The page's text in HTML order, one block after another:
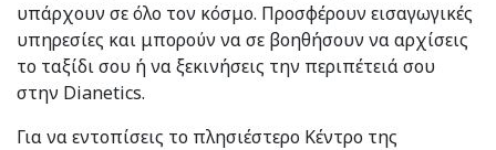
υπάρχουν σε όλο τον κόσμο. Προσφέρουν εισαγωγικές
υπηρεσίες και μπορούν να σε βοηθήσουν να αρχίσεις
το ταξίδι σου ή να ξεκινήσεις την περιπέτειά σου
στην Dianetics.
Για να εντοπίσεις το πλησιέστερο Κέντρο της